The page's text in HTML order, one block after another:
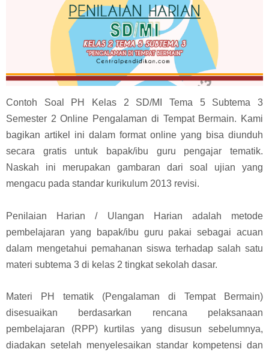
Contoh Soal PH Kelas 2 SD/MI Tema 5 Subtema 3
Semester 2 Online Pengalaman di Tempat Bermain. Kami
bagikan artikel ini dalam format online yang bisa diunduh
secara gratis untuk bapak/ibu guru pengajar tematik.
Naskah ini merupakan gambaran dari soal ujian yang
mengacu pada standar kurikulum 2013 revisi.
Penilaian Harian / Ulangan Harian adalah metode
pembelajaran yang bapak/ibu guru pakai sebagai acuan
dalam mengetahui pemahanan siswa terhadap salah satu
materi subtema 3 di kelas 2 tingkat sekolah dasar.
Materi PH tematik (Pengalaman di Tempat Bermain)
disesuaikan berdasarkan rencana pelaksanaan
pembelajaran (RPP) kurtilas yang disusun sebelumnya,
diadakan setelah menyelesaikan standar kompetensi dan